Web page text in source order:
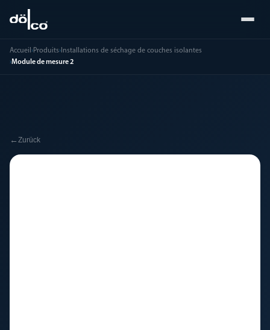
Accueil ›Produits› Installations de séchage de couches isolantes
›Module de mesure 2
← Zurück